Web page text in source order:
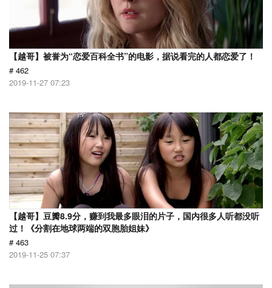
【越哥】被誉为“恋爱百科全书”的电影，据说看完的人都恋爱了！
# 462
2019-11-27 07:23
【越哥】豆瓣8.9分，赚到我最多眼泪的片子，国内很多人听都没听
过！《分割在地球两端的双胞胎姐妹》
# 463
2019-11-25 07:37